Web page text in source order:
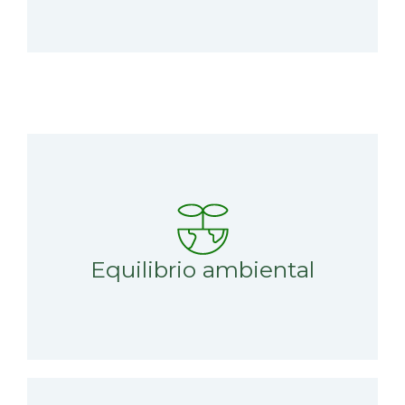
Equilibrio ambiental
Los bosques manejados contribuyen al equilibrio
climático regional y global.